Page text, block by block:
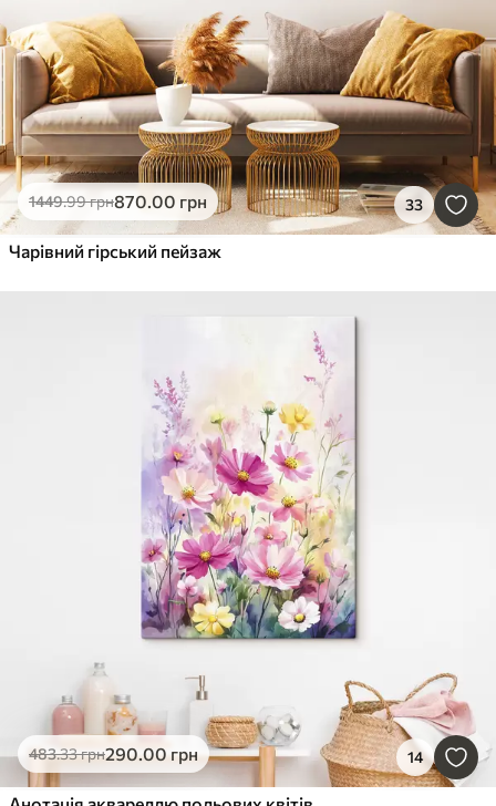
1449.99грн870 .00 грн 33
Чарівний гірський пейзаж
483.33грн290.00 грн 14